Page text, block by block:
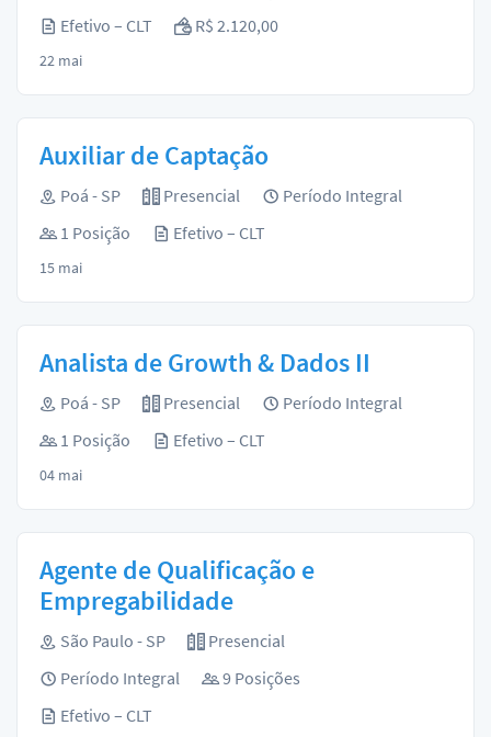
Efetivo – CLT
R$ 2.120,00
22 mai
Auxiliar de Captação
Poá - SP Presencial
Período Integral
1 Posição
Efetivo – CLT
15 mai
Analista de Growth & Dados II
Poá - SP Presencial
Período Integral
1 Posição
Efetivo – CLT
04 mai
Agente de Qualificação e
Empregabilidade
São Paulo - SP
Presencial
Período Integral
9 Posições
Efetivo – CLT